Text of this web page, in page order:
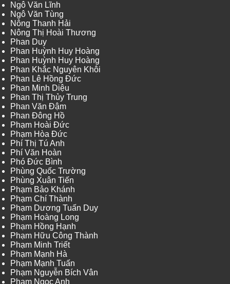
Ngô Văn Lĩnh
Ngô Văn Tùng
Nông Thanh Hải
Nông Thị Hoài Thương
Phan Duy
Phan Huỳnh Huy Hoàng
Phan Huỳnh Huy Hoàng
Phan Khắc Nguyên Khôi
Phan Lê Hồng Đức
Phan Minh Diệu
Phan Thị Thủy Trung
Phan Văn Đậm
Phan Đông Hồ
Phạm Hoài Đức
Phạm Hòa Đức
Phí Thị Tú Anh
Phí Văn Hoàn
Phó Đức Bình
Phùng Quốc Trường
Phùng Xuân Tiến
Phạm Bảo Khánh
Phạm Chí Thành
Phạm Dương Tuấn Duy
Phạm Hoàng Long
Phạm Hồng Hạnh
Phạm Hữu Công Thành
Phạm Minh Triết
Phạm Mạnh Hà
Phạm Mạnh Tuấn
Phạm Nguyễn Bích Vân
Phạm Ngọc Anh